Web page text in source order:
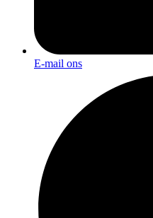
E-mail ons